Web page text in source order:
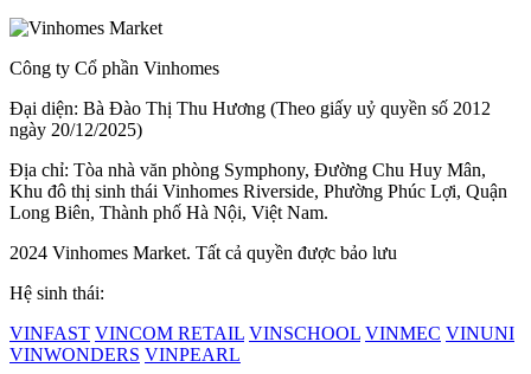
Công ty Cổ phần Vinhomes
Đại diện: Bà Đào Thị Thu Hương (Theo giấy uỷ quyền số 2012
ngày 20/12/2025)
Địa chỉ: Tòa nhà văn phòng Symphony, Đường Chu Huy Mân,
Khu đô thị sinh thái Vinhomes Riverside, Phường Phúc Lợi, Quận
Long Biên, Thành phố Hà Nội, Việt Nam.
2024 Vinhomes Market. Tất cả quyền được bảo lưu
Hệ sinh thái:
VINFAST VINCOM RETAIL VINSCHOOL VINMEC VINUNI
VINWONDERS VINPEARL